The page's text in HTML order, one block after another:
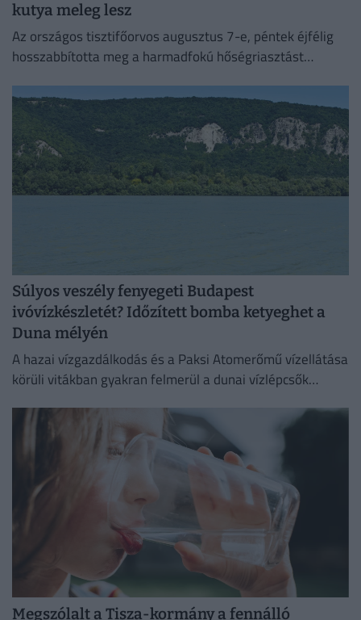
kutya meleg lesz
Az országos tisztifőorvos augusztus 7-e, péntek éjfélig
hosszabbította meg a harmadfokú hőségriasztást
fellélegezhetünk.
Súlyos veszély fenyegeti Budapest
ivóvízkészletét? Időzített bomba ketyeghet a
Duna mélyén
A hazai vízgazdálkodás és a Paksi Atomerőmű vízellátása
körüli vitákban gyakran felmerül a dunai vízlépcsők
évszázados,...
Megszólalt a Tisza-kormány a fennálló